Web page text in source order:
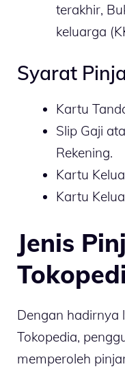
terakhir,
keluarga
Syarat
Kartu
Slip Gaji
Rekening.
Kartu
Kartu
Jenis
Dengan hadirnya
Tokopedia,
memperoleh